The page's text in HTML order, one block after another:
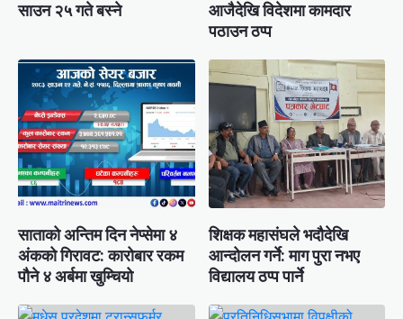
साउन २५ गते बस्ने
आजैदेखि विदेशमा कामदार
पठाउन ठप्प
साताको अन्तिम दिन नेप्सेमा ४
अंकको गिरावट: कारोबार रकम
पौने ४ अर्बमा खुम्चियो
शिक्षक महासंघले भदौदेखि
आन्दोलन गर्ने: माग पुरा नभए
विद्यालय ठप्प पार्ने